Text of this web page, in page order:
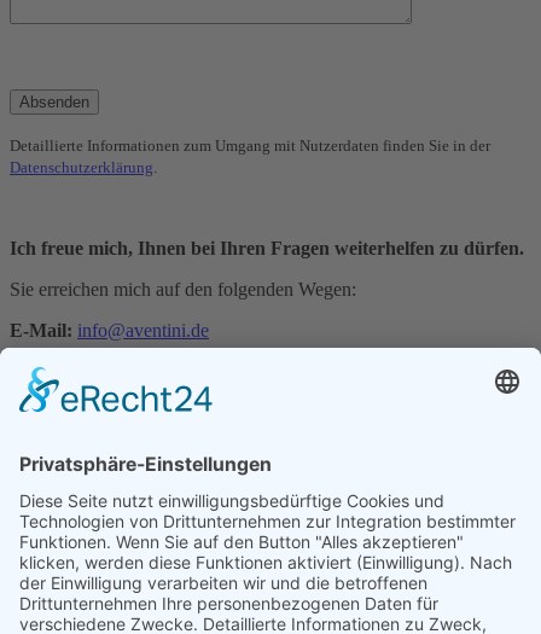
Detaillierte Informationen zum Umgang mit Nutzerdaten finden Sie in der
Datenschutzerklärung
Ich freue mich, Ihnen bei Ihren Fragen weiterhelfen zu dürfen.
Sie erreichen mich auf den folgenden Wegen:
E-Mail: info@aventini.de
Telefon: +49 7161 97885-0
aventini GmbH
Manfred-Wörner-Straße 115
73037 Göppingen
+49 7161 97885-0
info@aventini.de
Quicklinks